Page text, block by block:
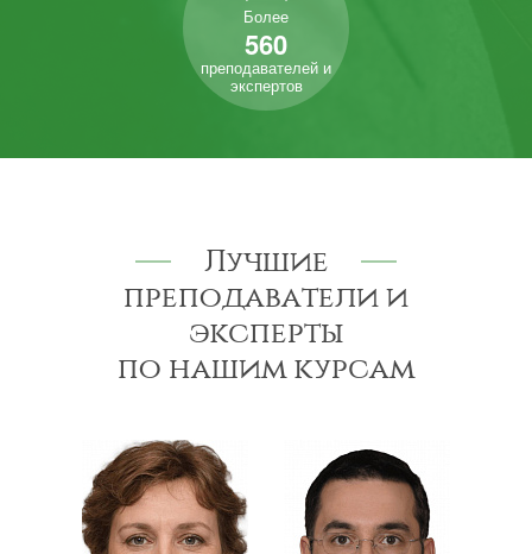
Более
560
преподавателей и
экспертов
Лучшие
преподаватели и
эксперты
по нашим курсам